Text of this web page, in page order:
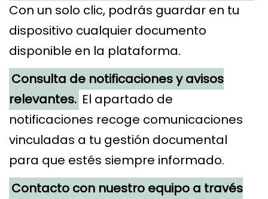
Con un solo clic, podrás guardar en tu
dispositivo cualquier documento
disponible en la plataforma.
Consulta de notificaciones y avisos
relevantes. El apartado de
notificaciones recoge comunicaciones
vinculadas a tu gestión documental
para que estés siempre informado.
Contacto con nuestro equipo a través